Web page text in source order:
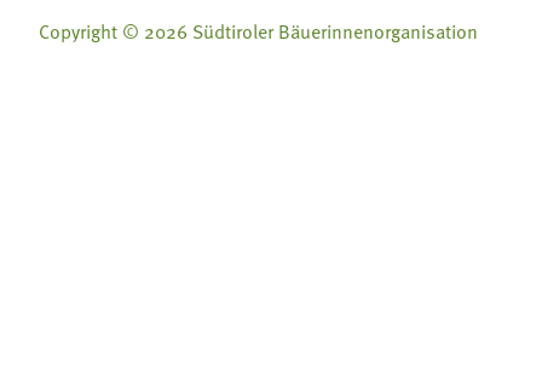
Copyright © 2026 Südtiroler Bäuerinnenorganisation